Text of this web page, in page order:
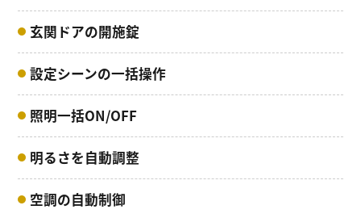
玄関ドアの開施錠
設定シーンの一括操作
照明一括ON/OFF
明るさを自動調整
空調の自動制御